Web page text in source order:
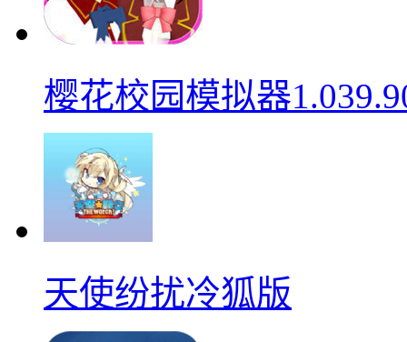
樱花校园模拟器
天使纷扰冷狐版